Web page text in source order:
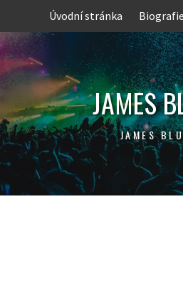
content
Úvodní stránka Biografie
JAMES
JAMES